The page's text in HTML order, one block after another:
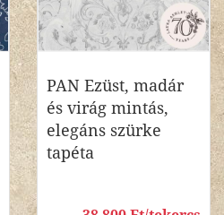
PAN Ezüst, madár
és virág mintás,
elegáns szürke
tapéta